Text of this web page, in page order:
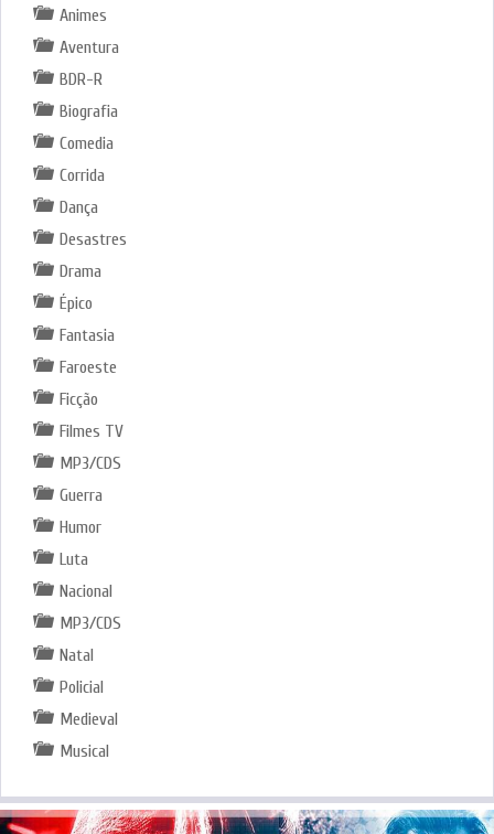
Animes
Aventura
BDR-R
Biografia
Comedia
Corrida
Dança
Desastres
Drama
Épico
Fantasia
Faroeste
Ficção
Filmes TV
MP3/CDS
Guerra
Humor
Luta
Nacional
MP3/CDS
Natal
Policial
Medieval
Musical